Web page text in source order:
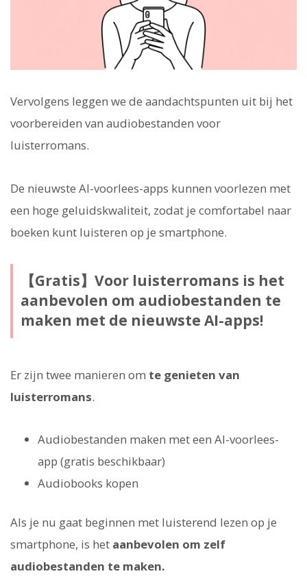
Vervolgens leggen we de aandachtspunten uit bij het
voorbereiden van audiobestanden voor
luisterromans.
De nieuwste AI-voorlees-apps kunnen voorlezen met
een hoge geluidskwaliteit, zodat je comfortabel naar
boeken kunt luisteren op je smartphone.
【Gratis】Voor luisterromans is het
aanbevolen om audiobestanden te
maken met de nieuwste AI-apps!
Er zijn twee manieren om te genieten van
luisterromans.
Audiobestanden maken met een AI-voorlees-
app (gratis beschikbaar)
Audiobooks kopen
Als je nu gaat beginnen met luisterend lezen op je
smartphone, is het aanbevolen om zelf
audiobestanden te maken.